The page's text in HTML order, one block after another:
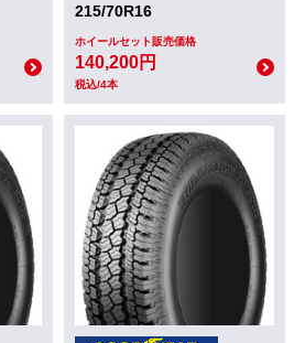
215/70R16
ホイールセット販売価格
140,200円
税込/4本